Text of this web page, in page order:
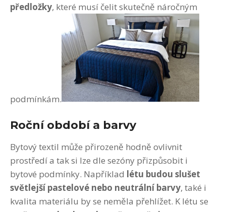
předložky, které musí čelit skutečně náročným
podmínkám.
Roční období a barvy
Bytový textil může přirozeně hodně ovlivnit
prostředí a tak si lze dle sezóny přizpůsobit i
bytové podmínky. Například létu budou slušet
světlejší pastelové nebo neutrální barvy, také i
kvalita materiálu by se neměla přehlížet. K létu se